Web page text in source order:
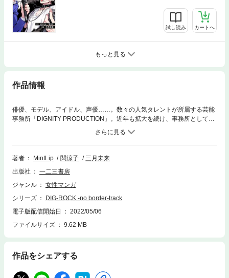
試し読み カートへ
もっと見る
作品情報
俳優、モデル、アイドル、声優……。数々の人気タレントが所属する芸能
事務所「DIGNITY PRODUCTION」。近年も拡大を続け、事務所として目
覚ましく成長している。アーティスト部門では、今一番勢いのあるバンド
「RUBIA Leopard」が若者からの圧倒的支持を集め、ライブツアーも大盛
況、音楽業界を盛り上げていた。そんな中、とあるマネージャーの声をき
っかけに人気インディーズバンド「Impish Crow」が新たに所属とな
のプライド。『本気で、全力で、戦いたい相手ができたんだ』――見届け
よ、夢をおいかける生き様を。人気急上昇中の音楽原作キャラクターロッ
著者 MintLip 関涼子
三月未来
出版社
一二三書房
ジャンル
女性マンガ
シリーズ
DIG-ROCK -no border-track
電子版配信開始日
2022/05/06
ファイルサイズ
9.62 MB
作品をシェアする